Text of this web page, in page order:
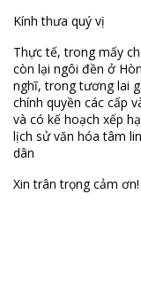
Kính thưa quý vị
Thực tế, trong mấy
còn lại ngôi đền ở
nghĩ, trong tương lai
chính quyền các cấp
và có kế hoạch xếp
lịch sử văn hóa tâm
dân
Xin trân trọng cảm ơn!